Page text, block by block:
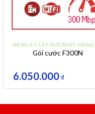
Gói cước F300N
6.050.000 ₫